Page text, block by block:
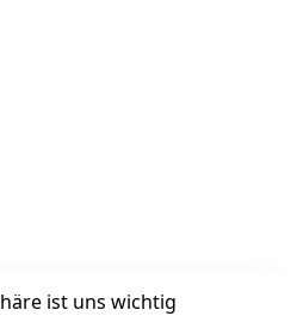
ist uns wichtig